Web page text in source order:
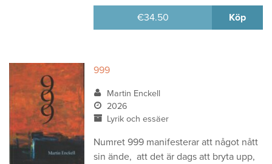
€34.50 Köp
999
Martin Enckell
2026
Lyrik och essäer
Numret 999 manifesterar att något nått
sin ände, att det är dags att bryta upp,